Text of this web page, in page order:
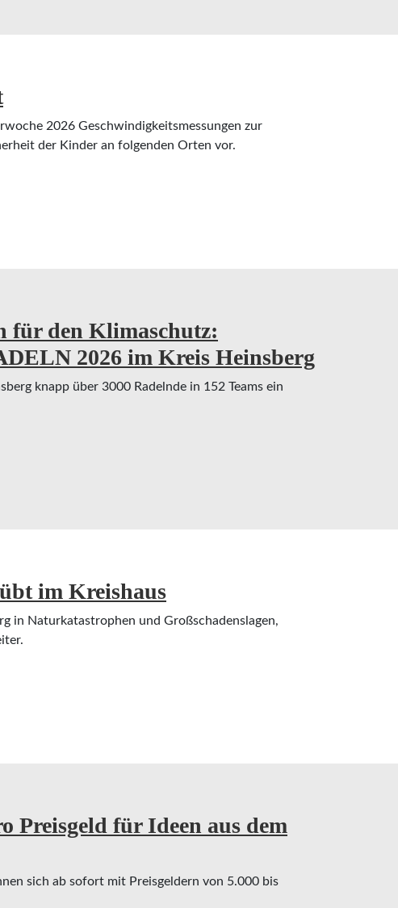
2026 Geschwindigkeitsmessungen zur
der Kinder an folgenden Orten vor.
für den Klimaschutz:
2026 im Kreis Heinsberg
knapp über 3000 Radelnde in 152 Teams ein
den Klimaschutz: Rekordbilanz beim
im Kreishaus
in Naturkatastrophen und Großschadenslagen,
Kreishaus
für Ideen aus dem
sich ab sofort mit Preisgeldern von 5.000 bis